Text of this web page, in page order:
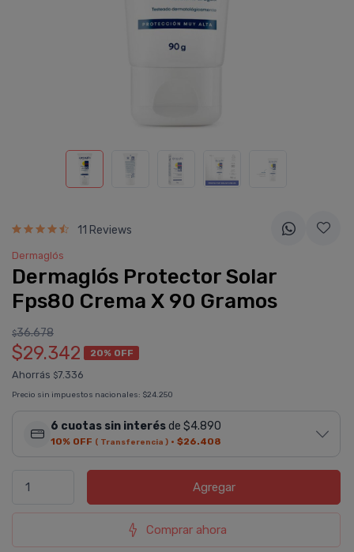
11 Reviews
Dermaglós
Dermaglós Protector Solar
Fps80 Crema X 90 Gramos
$36.678
$29.342 20% OFF
Ahorrás $7.336
Precio sin impuestos nacionales: $24.250
6 cuotas sin interésde $4.890
10% OFF ( Transferencia ) · $26.408
Agregar
Comprar ahora